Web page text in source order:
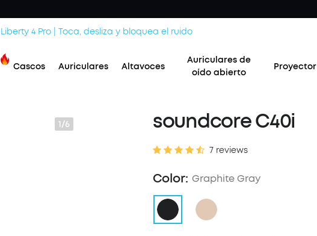
AeroClip | Nuestros nuevos auriculares con clip
Cascos Auriculares Altavoces
Auriculares de
oído abierto
Proyector
1/6 soundcore C40i
7 reviews
Color: Graphite Gray